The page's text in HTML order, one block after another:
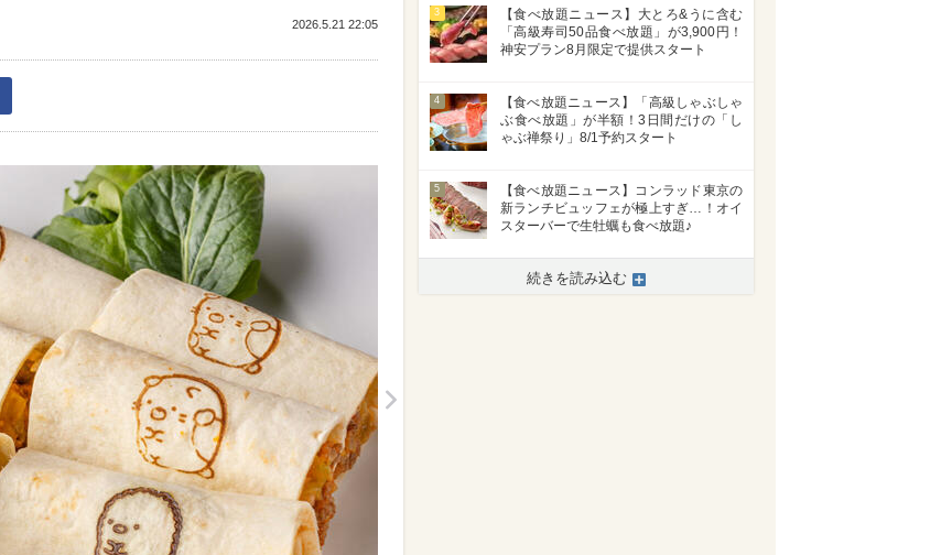
2026.5.21 22:05
3
【食べ放題ニュース】大とろ&うに含む
「高級寿司50品食べ放題」が3,900円！
神安プラン8月限定で提供スタート
4
【食べ放題ニュース】「高級しゃぶしゃ
ぶ食べ放題」が半額！3日間だけの「し
ゃぶ禅祭り」8/1予約スタート
5
【食べ放題ニュース】コンラッド東京の
新ランチビュッフェが極上すぎ…！オイ
スターバーで生牡蠣も食べ放題♪
続きを読み込む